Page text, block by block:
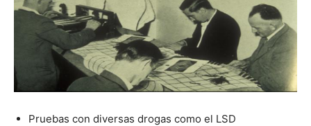
Pruebas con diversas drogas como el LSD